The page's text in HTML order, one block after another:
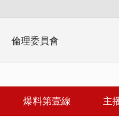
倫理委員會
爆料第壹線 主